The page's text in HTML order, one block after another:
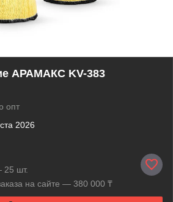
АРАМАКС KV-383
опт
2026
25 шт.
на сайте — 380 000 ₸